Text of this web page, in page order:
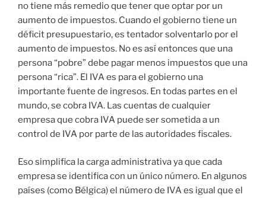
no tiene más remedio que tener que optar por un
aumento de impuestos. Cuando el gobierno tiene un
déficit presupuestario, es tentador solventarlo por el
aumento de impuestos. No es así entonces que una
persona “pobre” debe pagar menos impuestos que una
persona “rica”. El IVA es para el gobierno una
importante fuente de ingresos. En todas partes en el
mundo, se cobra IVA. Las cuentas de cualquier
empresa que cobra IVA puede ser sometida a un
control de IVA por parte de las autoridades fiscales.
Eso simplifica la carga administrativa ya que cada
empresa se identifica con un único número. En algunos
países (como Bélgica) el número de IVA es igual que el